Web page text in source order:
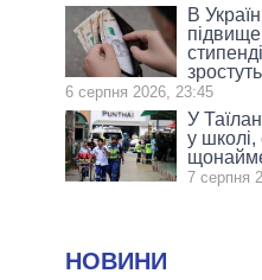
В
6 серпня 2026, 23:45
У
у школі,
7 серпня
НОВИНИ